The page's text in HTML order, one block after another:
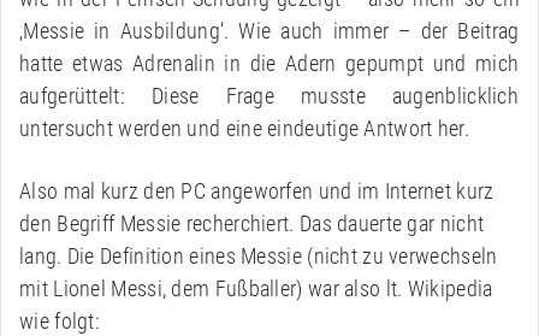
‚Messie in Ausbildung‘. Wie auch immer – der Beitrag
hatte etwas Adrenalin in die Adern gepumpt und mich
aufgerüttelt: Diese Frage musste augenblicklich
untersucht werden und eine eindeutige Antwort her.
Also mal kurz den PC angeworfen und im Internet kurz
den Begriff Messie recherchiert. Das dauerte gar nicht
lang. Die Definition eines Messie (nicht zu verwechseln
mit Lionel Messi, dem Fußballer) war also lt. Wikipedia
wie folgt: